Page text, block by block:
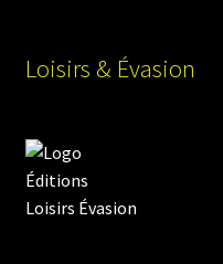
Loisirs & Évasion